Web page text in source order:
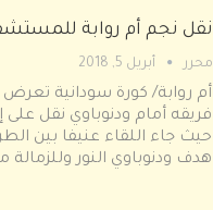
نقل نجم أم روابة
محرر أبريل 5, 2018
أم روابة/ كورة سودانية
فريقه أمام ودنوباوي نقل
حيث جاء اللقاء عنيفا بين
هدف ودنوباوي النور وللزمالة